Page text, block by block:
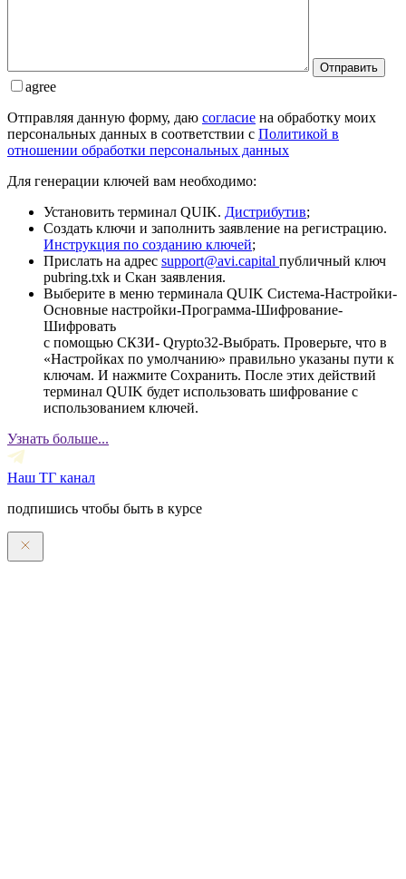
Отправить
agree
Отправляя данную форму, даю согласие на обработку моих
персональных данных в соответствии с Политикой в
отношении обработки персональных данных
Для генерации ключей вам необходимо:
Установить терминал QUIK. Дистрибутив;
Создать ключи и заполнить заявление на регистрацию.
Инструкция по созданию ключей;
Прислать на адрес support@avi.capital публичный ключ
pubring.txk и Скан заявления.
Выберите в меню терминала QUIK Система-Настройки-
Основные настройки-Программа-Шифрование-
Шифровать
с помощью СКЗИ- Qrypto32-Выбрать. Проверьте, что в
«Настройках по умолчанию» правильно указаны пути к
ключам. И нажмите Сохранить. После этих действий
терминал QUIK будет использовать шифрование с
использованием ключей.
Узнать больше...
Наш ТГ канал
подпишись чтобы быть в курсе